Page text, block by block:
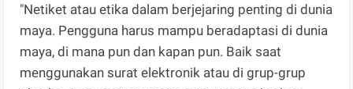
"Netiket atau etika dalam berjejaring penting di dunia
maya. Pengguna harus mampu beradaptasi di dunia
maya, di mana pun dan kapan pun. Baik saat
menggunakan surat elektronik atau di grup-grup